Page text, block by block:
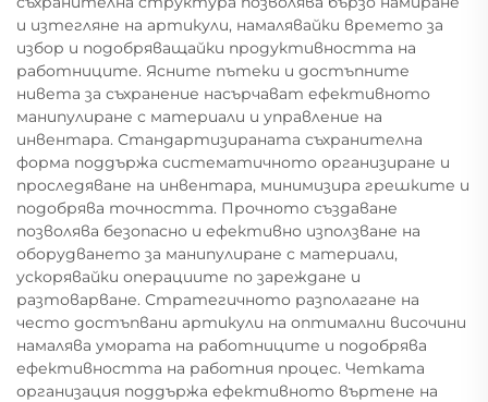
и изтегляне на артикули, намалявайки времето за
избор и подобряващайки продуктивността на
работниците. Ясните пътеки и достъпните
нивета за съхранение насърчават ефективното
манипулиране с материали и управление на
инвентара. Стандартизираната съхранителна
форма поддържа систематичното организиране и
проследяване на инвентара, минимизира грешките и
подобрява точността. Прочното създаване
позволява безопасно и ефективно използване на
оборудването за манипулиране с материали,
ускорявайки операциите по зареждане и
разтоварване. Стратегичното разполагане на
често достъпвани артикули на оптимални височини
намалява умората на работниците и подобрява
ефективността на работния процес. Четката
организация поддържа ефективното въртене на